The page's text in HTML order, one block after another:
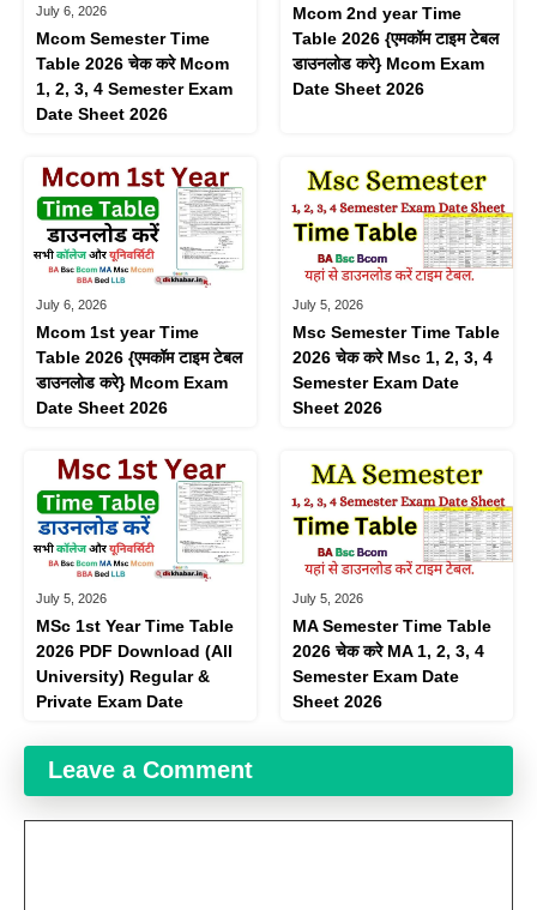
July 6, 2026
Mcom Semester Time
Table 2026 चेक करे Mcom
1, 2, 3, 4 Semester Exam
Date Sheet 2026
Mcom 2nd year Time
Table 2026 {एमकॉम टाइम टेबल
डाउनलोड करे} Mcom Exam
Date Sheet 2026
July 6, 2026
Mcom 1st year Time
Table 2026 {एमकॉम टाइम टेबल
डाउनलोड करे} Mcom Exam
Date Sheet 2026
July 5, 2026
Msc Semester Time Table
2026 चेक करे Msc 1, 2, 3, 4
Semester Exam Date
Sheet 2026
July 5, 2026
MSc 1st Year Time Table
2026 PDF Download (All
University) Regular &
Private Exam Date
July 5, 2026
MA Semester Time Table
2026 चेक करे MA 1, 2, 3, 4
Semester Exam Date
Sheet 2026
Leave a Comment